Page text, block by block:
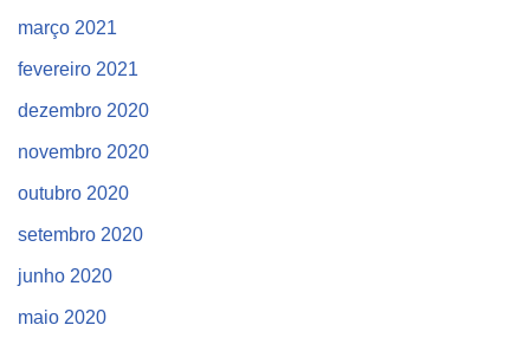
março 2021
fevereiro 2021
dezembro 2020
novembro 2020
outubro 2020
setembro 2020
junho 2020
maio 2020